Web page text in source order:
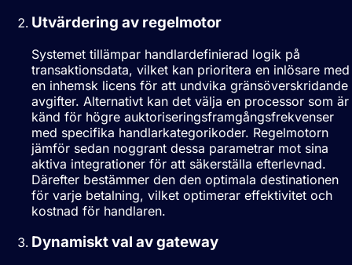
Utvärdering av regelmotor
Systemet tillämpar handlardefinierad logik på
transaktionsdata, vilket kan prioritera en inlösare med
en inhemsk licens för att undvika gränsöverskridande
avgifter. Alternativt kan det välja en processor som är
känd för högre auktoriseringsframgångsfrekvenser
med specifika handlarkategorikoder. Regelmotorn
jämför sedan noggrant dessa parametrar mot sina
aktiva integrationer för att säkerställa efterlevnad.
Därefter bestämmer den den optimala destinationen
för varje betalning, vilket optimerar effektivitet och
kostnad för handlaren.
Dynamiskt val av gateway